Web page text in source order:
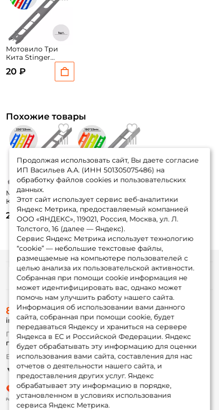
Мотовило Три
Кита Stinger
рандомный) 1шт.
20 ₽
Похожие товары
Мотовило Три
Кита Art.
230х23мм. 1шт.
цвет: рандомный
25 ₽
Кита Art. 190*23мм.
1шт. (цвет
рандомный)
20 ₽
Продолжая использовать сайт, Вы даете согласие
ИП Васильев А.А. (ИНН 501305075486) на
обработку файлов cookies и пользовательских
данных.
Этот сайт использует сервис веб-аналитики
Яндекс Метрика, предоставляемый компанией
ООО «ЯНДЕКС», 119021, Россия, Москва, ул. Л.
Толстого, 16 (далее — Яндекс).
Сервис Яндекс Метрика использует технологию
“cookie” — небольшие текстовые файлы,
размещаемые на компьютере пользователей с
целью анализа их пользовательской активности.
Собранная при помощи cookie информация не
может идентифицировать вас, однако может
помочь нам улучшить работу нашего сайта.
Информация об использовании вами данного
сайта, собранная при помощи cookie, будет
передаваться Яндексу и храниться на сервере
Яндекса в ЕС и Российской Федерации. Яндекс
будет обрабатывать эту информацию для оценки
использования вами сайта, составления для нас
отчетов о деятельности нашего сайта, и
предоставления других услуг. Яндекс
обрабатывает эту информацию в порядке,
установленном в условиях использования
сервиса Яндекс Метрика.
Информация
О магазине
Доставка
Оплата
Fox-bonus
Гуру
Партнерская программа
8 (495) 532-77-88
info@foxfishing.ru
По вопросам с заказом
г. Москва, ул. Плеханова д.7
Ежедневно 10:00 до 20:00